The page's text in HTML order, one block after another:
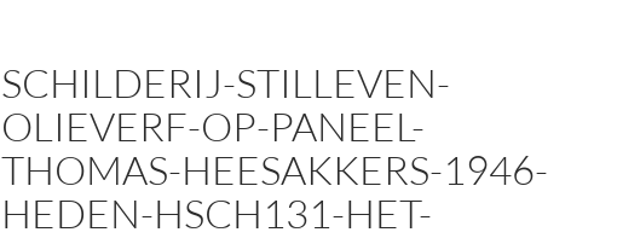
SCHILDERIJ-STILLEVEN-
OLIEVERF-OP-PANEEL-
THOMAS-HEESAKKERS-1946-
HEDEN-HSCH131-HET-